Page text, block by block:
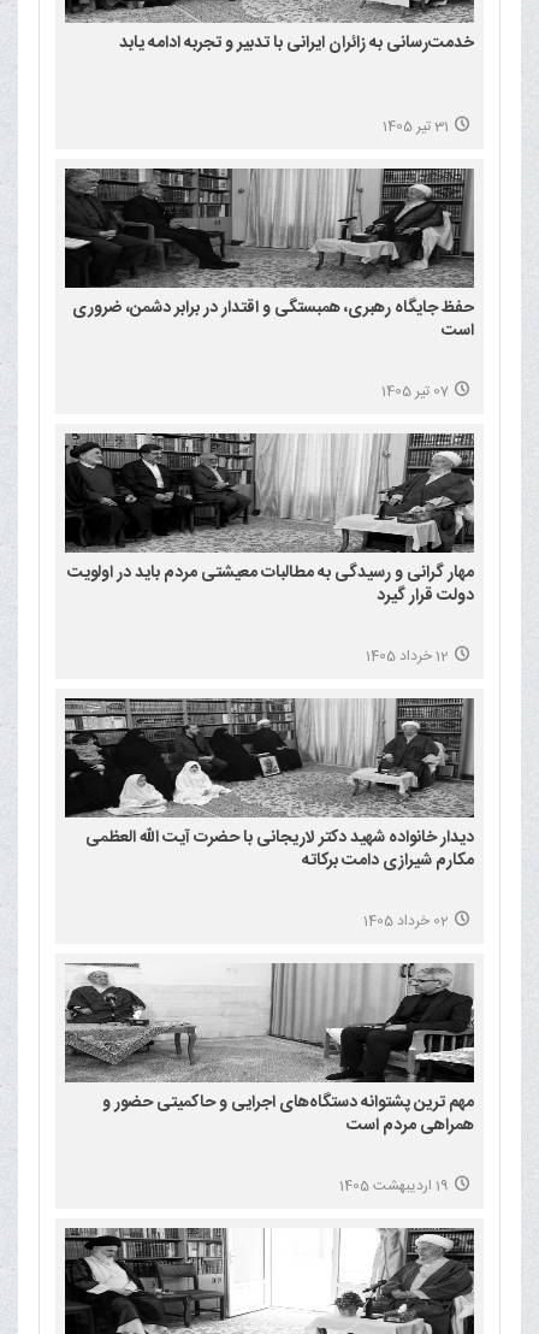
خدمت‌رسانی به زائران ایرانی با تدبیر و تجربه ادامه یابد
31 تیر 1405
حفظ جایگاه رهبری، همبستگی و اقتدار در برابر دشمن، ضروری
است
07 تیر 1405
مهار گرانی و رسیدگی به مطالبات معیشتی مردم باید در اولویت
دولت قرار گیرد
12 خرداد 1405
دیدار خانواده شهید دکتر لاریجانی با حضرت آیت الله العظمی
مکارم شیرازی دامت برکاته
02 خرداد 1405
مهم ترین پشتوانه دستگاه‌های اجرایی و حاکمیتی حضور و
همراهی مردم است
19 اردیبهشت 1405